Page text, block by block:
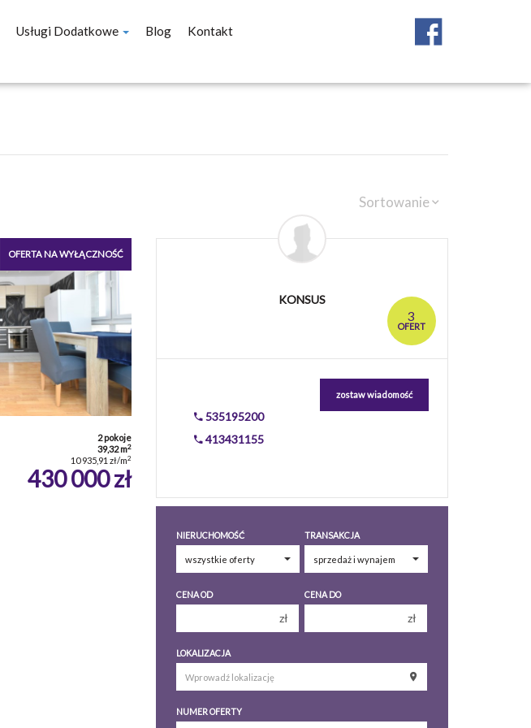
Usługi Dodatkowe Blog Kontakt
Sortowanie
OFERTA NA WYŁĄCZNOŚĆ
2 pokoje
39,32 m2
10 935,91 zł/m2
430 000 zł
3
OFERT
KONSUS
535195200
413431155
zostaw wiadomość
NIERUCHOMOŚĆ TRANSAKCJA
CENA OD
zł
200 000 zł
250 000 zł
300 000 zł
CENA DO
zł
200 000 zł
250 000 zł
LOKALIZACJA
NUMER OFERTY